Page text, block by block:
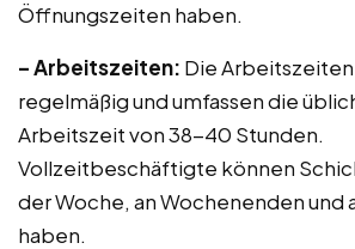
Öffnungszeiten haben.
– Arbeitszeiten: Die Arbeitszeiten
regelmäßig und umfassen die
Arbeitszeit von 38-40 Stunden.
Vollzeitbeschäftigte können
der Woche, an Wochenenden und
haben.